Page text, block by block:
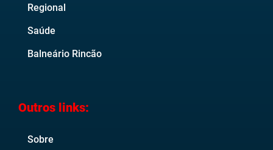
Regional
Saúde
Balneário Rincão
Outros links:
Sobre